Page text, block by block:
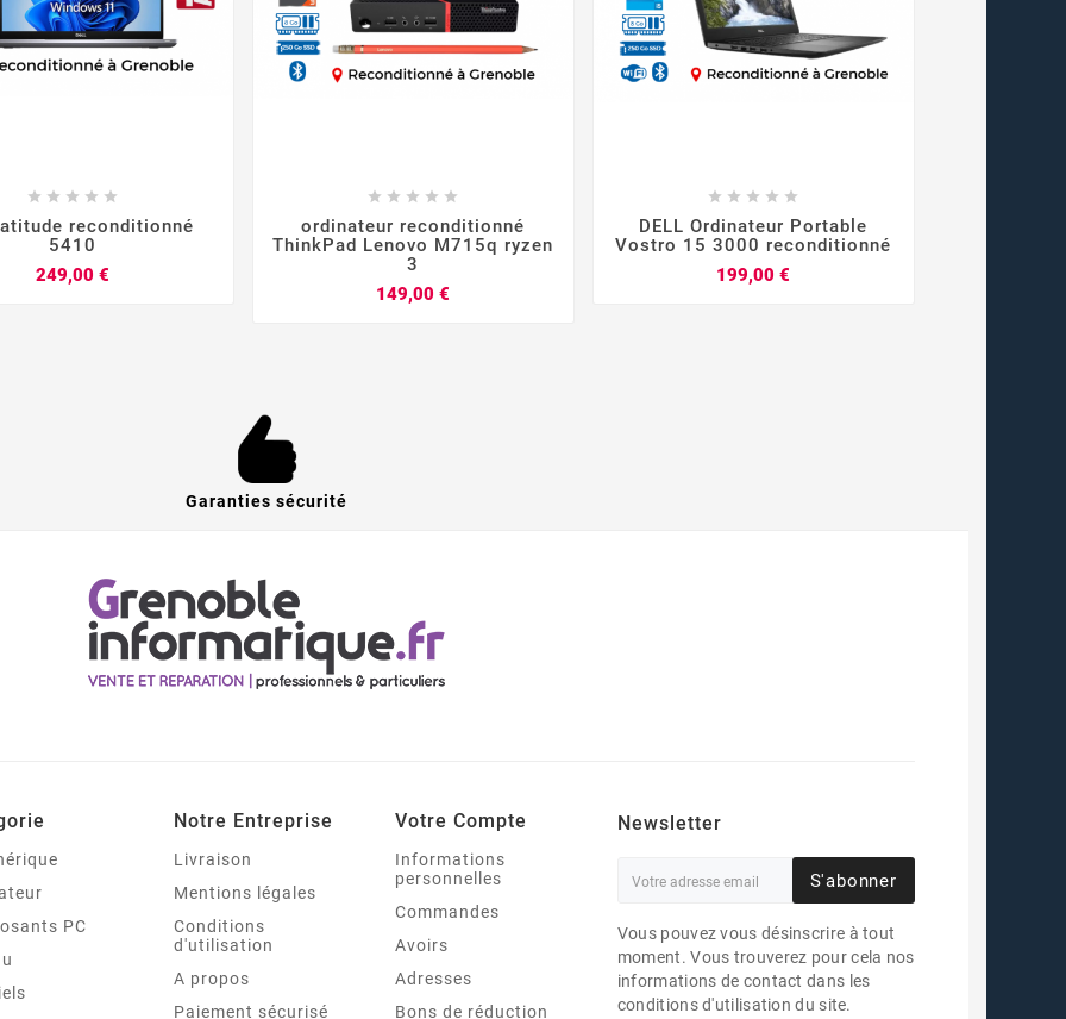
    
reconditionné
5410
249,00 €
    
ordinateur reconditionné
ThinkPad Lenovo M715q ryzen
3
149,00 €
    
DELL Ordinateur Portable
Vostro 15 3000 reconditionné
199,00 €
Garanties sécurité
PC
Notre Entreprise
Livraison
Mentions légales
Conditions
d'utilisation
A propos
Paiement sécurisé
Votre Compte
Informations
personnelles
Commandes
Avoirs
Adresses
Bons de réduction
Newsletter
S'abonner
Vous pouvez vous désinscrire à tout
moment. Vous trouverez pour cela nos
informations de contact dans les
conditions d'utilisation du site.